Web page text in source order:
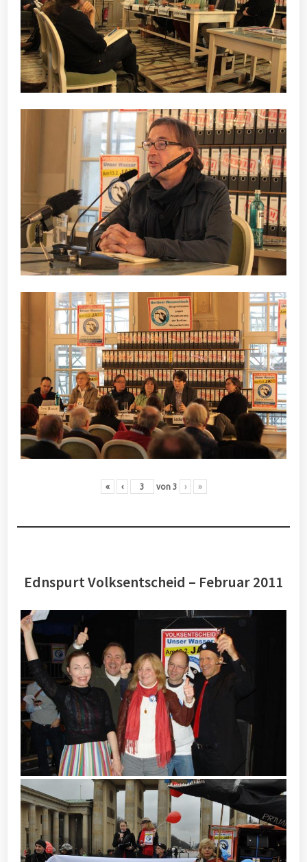
« ‹ von 3 › »
Ednspurt Volksentscheid – Februar 2011